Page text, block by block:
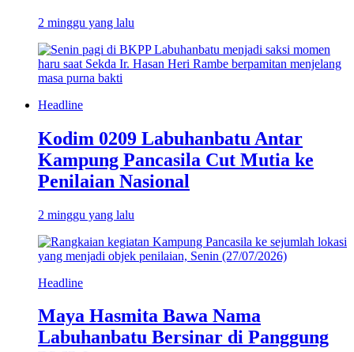
2 minggu yang lalu
Headline
Kodim 0209 Labuhanbatu Antar
Kampung Pancasila Cut Mutia ke
Penilaian Nasional
2 minggu yang lalu
Headline
Maya Hasmita Bawa Nama
Labuhanbatu Bersinar di Panggung